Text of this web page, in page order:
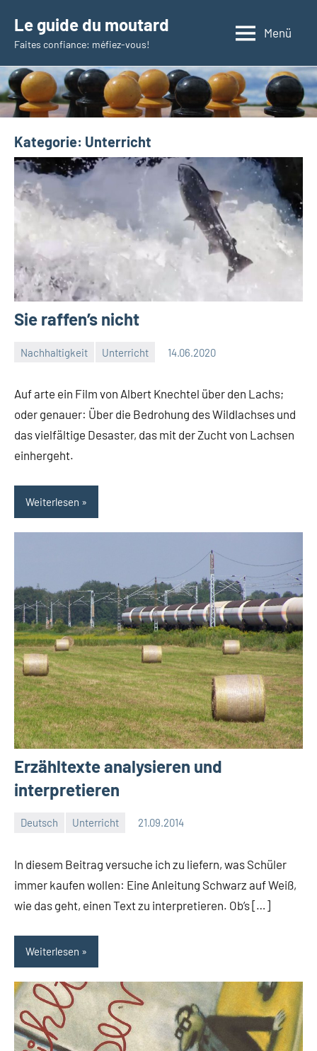
Inhalt
springen
Le guide du moutard
Faites confiance: méfiez-vous!
Menü
Kategorie: Unterricht
Sie raffen’s nicht
Nachhaltigkeit Unterricht 14.06.2020
Auf arte ein Film von Albert Knechtel über den Lachs;
oder genauer: Über die Bedrohung des Wildlachses und
das vielfältige Desaster, das mit der Zucht von Lachsen
einhergeht.
Weiterlesen
Erzähltexte analysieren und
interpretieren
Deutsch Unterricht 21.09.2014
In diesem Beitrag versuche ich zu liefern, was Schüler
immer kaufen wollen: Eine Anleitung Schwarz auf Weiß,
wie das geht, einen Text zu interpretieren. Ob’s […]
Weiterlesen